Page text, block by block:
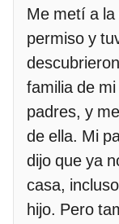
Me metí a
permiso y
familia de
padres, y
de ella. Mi
dijo que ya
casa,
hijo. Pero